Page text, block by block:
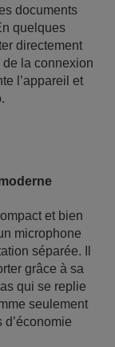
documents
quelques
directement
de la connexion
l’appareil et
et bien
microphone
séparée. Il
grâce à sa
qui se replie
seulement